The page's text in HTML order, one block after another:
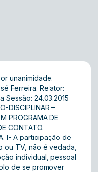
unanimidade.
Ferreira. Relator:
Sessão: 24.03.2015
DISCIPLINAR –
PROGRAMA DE
CONTATO.
I- A participação de
ou TV, não é vedada,
individual, pessoal
de se promover